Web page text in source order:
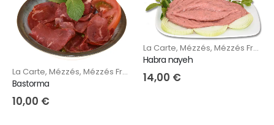
La Carte, Mézzés, Mézzés Froids
Bastorma
10,00 €
La Carte, Mézzés, Mézzés Froids
Habra nayeh
14,00 €